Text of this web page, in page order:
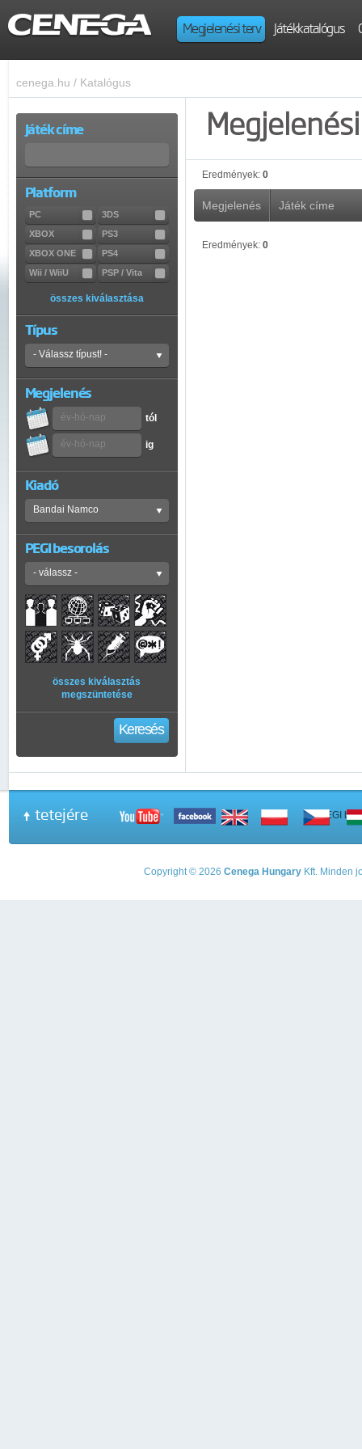
Megjelenési terv Játékkatalógus
cenega.hu / Katalógus
Játék címe
Platform
PC
3DS
XBOX
PS3
XBOX ONE
PS4
Wii / WiiU
PSP / Vita
összes kiválasztása
Típus
Megjelenés
tól
ig
Kiadó
PEGI besorolás
összes kiválasztás
megszüntetése
Keresés
Eredmények: 0
Megjelenés Játék címe
Eredmények: 0
tetejére A PEGI
Copyright © 2026 Cenega Hungary Kft. Minden